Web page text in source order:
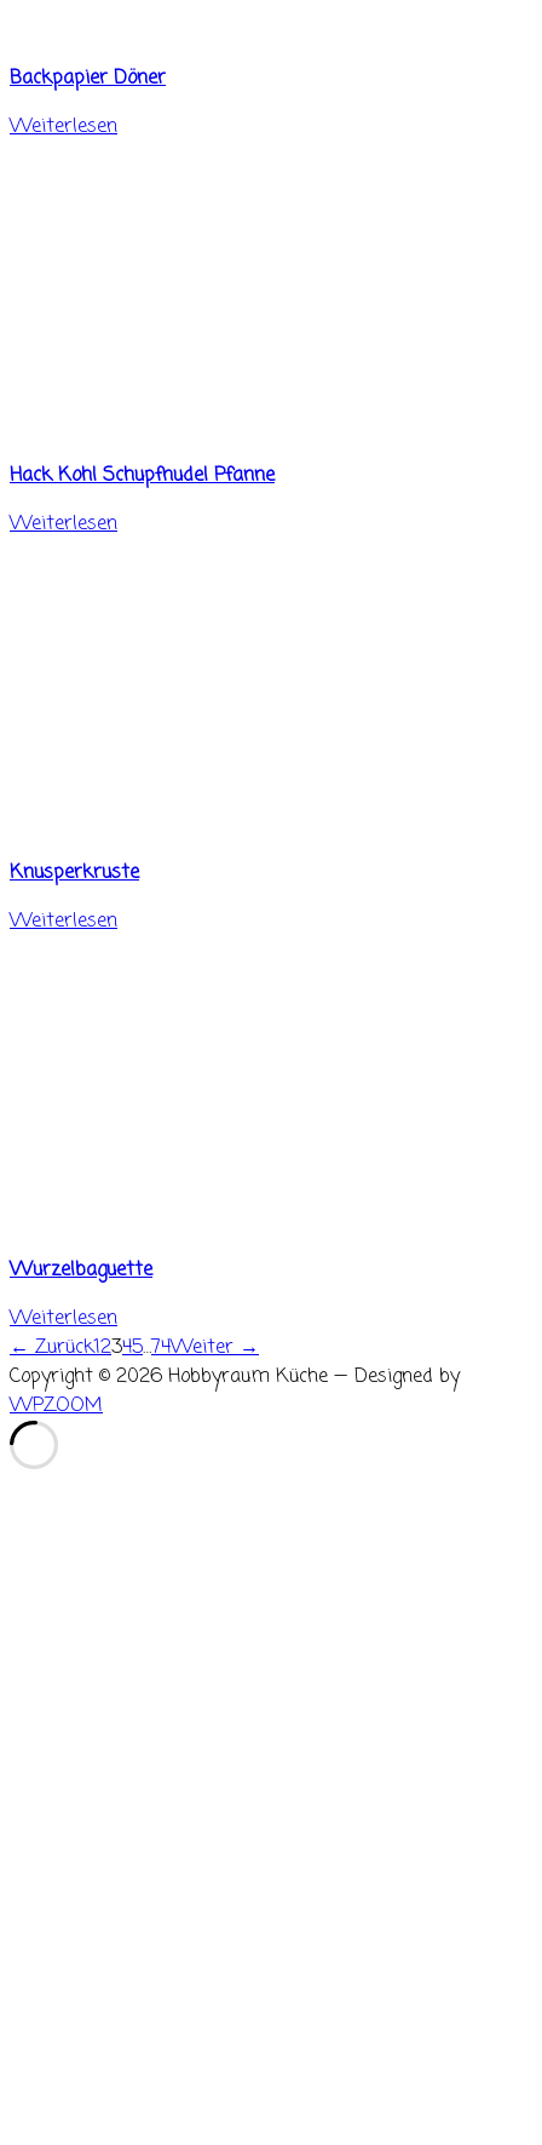
Backpapier Döner
Weiterlesen
Hack Kohl Schupfnudel Pfanne
Weiterlesen
Knusperkruste
Weiterlesen
Wurzelbaguette
Weiterlesen
← Zurück12345…74Weiter →
Copyright © 2026 Hobbyraum Küche — Designed by
WPZOOM